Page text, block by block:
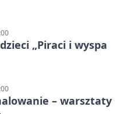
„Piraci i wyspa
– warsztaty